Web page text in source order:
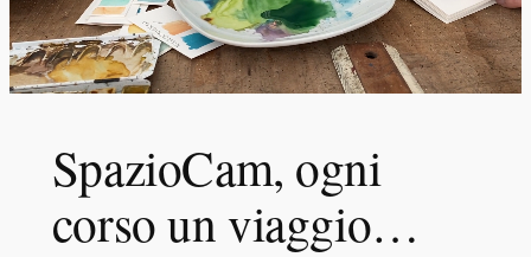
SpazioCam, ogni
corso un viaggio…